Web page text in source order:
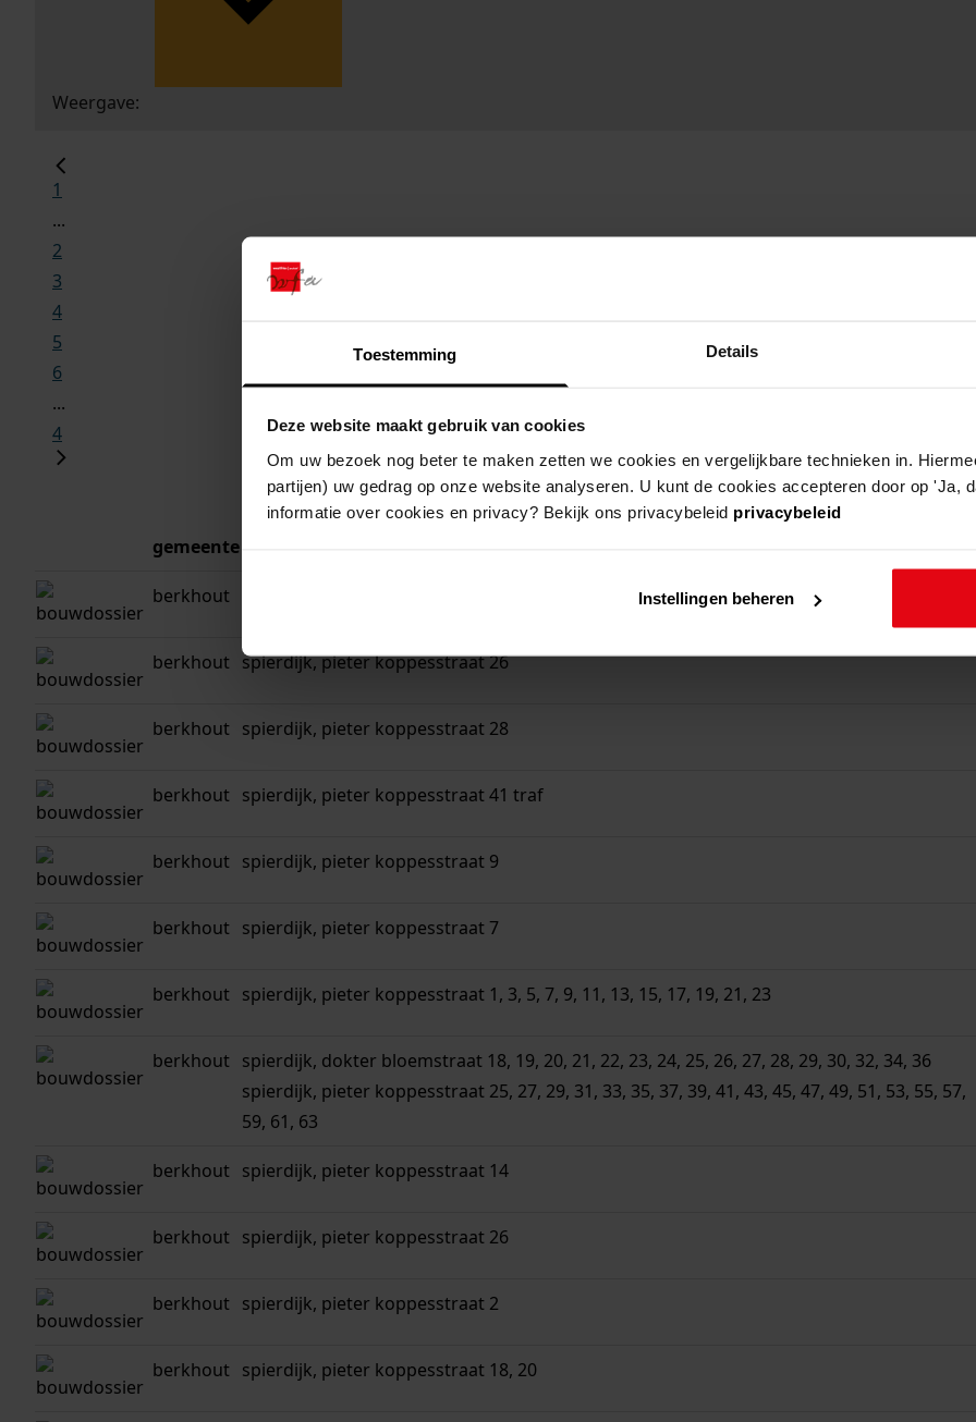
Toestemming Details
Deze website maakt gebruik van cookies
Om uw bezoek nog beter te maken zetten we cookies en vergelijkbare technieken in.
partijen) uw gedrag op onze website analyseren. U kunt de cookies accepteren door op 'Ja,
informatie over cookies en privacy? Bekijk ons privacybeleid privacybeleid
Instellingen beheren
Weergave:
1
...
2
3
4
5
6
...
4
gemeente
berkhout
berkhout spierdijk, pieter koppesstraat 26
berkhout spierdijk, pieter koppesstraat 28
berkhout spierdijk, pieter koppesstraat 41 traf
berkhout spierdijk, pieter koppesstraat 9
berkhout spierdijk, pieter koppesstraat 7
berkhout spierdijk, pieter koppesstraat 1, 3, 5, 7, 9, 11, 13, 15, 17, 19, 21, 23
berkhout spierdijk, dokter bloemstraat 18, 19, 20, 21, 22, 23, 24, 25, 26, 27, 28, 29, 30, 32, 34, 36
spierdijk, pieter koppesstraat 25, 27, 29, 31, 33, 35, 37, 39, 41, 43, 45, 47, 49, 51, 53, 55, 57,
59, 61, 63
berkhout spierdijk, pieter koppesstraat 14
berkhout spierdijk, pieter koppesstraat 26
berkhout spierdijk, pieter koppesstraat 2
berkhout spierdijk, pieter koppesstraat 18, 20